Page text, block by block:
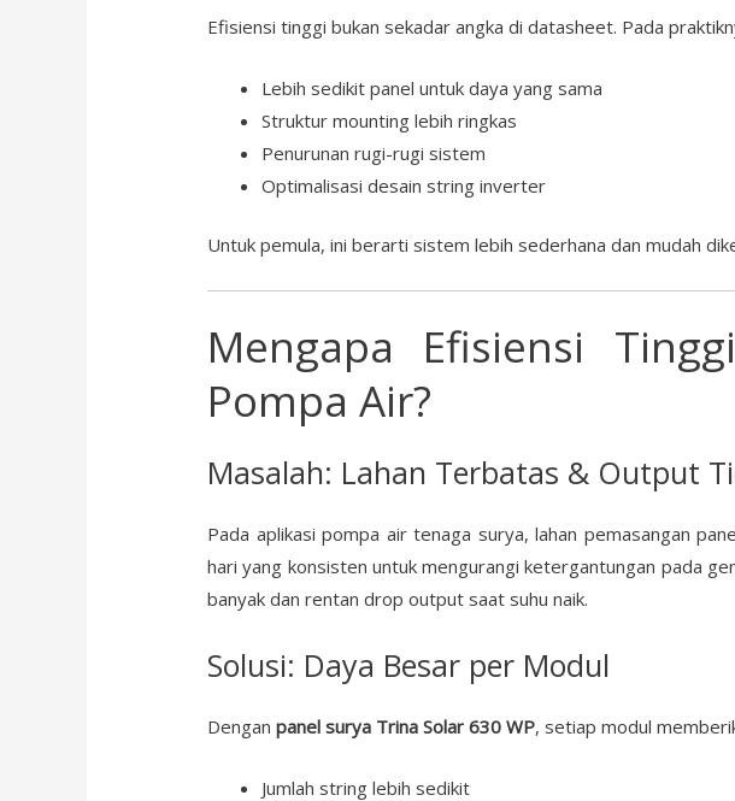
Efisiensi tinggi bukan sekadar angka di datasheet. Pada
Lebih sedikit panel untuk daya yang sama
Struktur mounting lebih ringkas
Penurunan rugi-rugi sistem
Optimalisasi desain string inverter
Untuk pemula, ini berarti sistem lebih sederhana dan mudah
Mengapa Efisiensi
Pompa Air?
Masalah: Lahan Terbatas & Output
Pada aplikasi pompa air tenaga surya, lahan pemasangan
hari yang konsisten untuk mengurangi ketergantungan pada
banyak dan rentan drop output saat suhu naik.
Solusi: Daya Besar per Modul
Denganpanel surya Trina Solar 630 WP, setiap modul
Jumlah string lebih sedikit